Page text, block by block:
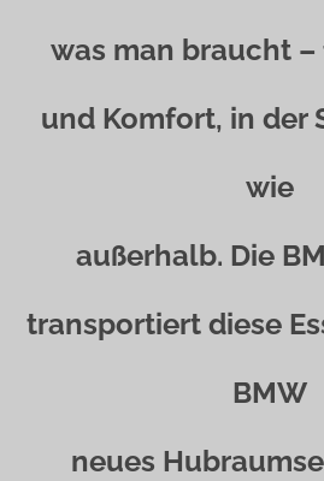
was man braucht
und Komfort, in der
wie
außerhalb. Die
transportiert diese
BMW
neues